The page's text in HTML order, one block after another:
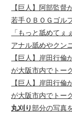
【巨人】阿部監
若手ＯＢＯＧゴル
「もっと舐めて
アナル舐めやクン
【巨人】岸田行
が大阪市内でトー
【巨人】岸田行
が大阪市内でトー
丸刈り部分の写真